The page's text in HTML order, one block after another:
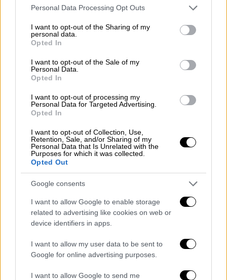
Please note that this website/app uses one or more Google
not limited to your visit or usage behaviour. You may click to
grant or deny consent to Google and its third-party tags to
use your data for below specified purposes in below Google
consent section.
Personal Data Processing Opt Outs
I want to opt-out of the Sharing of my
personal data.
Opted In
I want to opt-out of the Sale of my
Personal Data.
Opted In
I want to opt-out of processing my
Personal Data for Targeted Advertising.
Opted In
I want to opt-out of Collection, Use,
Retention, Sale, and/or Sharing of my
Personal Data that Is Unrelated with the
Purposes for which it was collected.
Opted Out
Google consents
I want to allow Google to enable storage
related to advertising like cookies on web or
device identifiers in apps.
I want to allow my user data to be sent to
Google for online advertising purposes.
I want to allow Google to send me
«τράπουλα»ανακατεύεται ακόμα
περισσότερο, καθώς υπάρχει μια νέα
εκλογική κάθοδος αυτή του αναπληρωτή
Στο παρελθόν υπέρ του ενδεχόμενου
υποψηφιότητας του Ν. Παπαθανάση είχε
εκφραστεί με ιδιαίτερα θερμά λόγια ο Αδ.
Γεωργιάδης. Και μένει να φανεί σε ποια
έκταση το «δίδυμο» του υπουργείου
Ανάπτυξης θα αλληλοϋποστηριχθεί και στις
εκλογές
Στο Νότιο τομέα «φαβορί» για την γαλάζια
πρωτιά θεωρείται ο υπουργός Εξωτερικών
δημοσκοπήσεις καταγράφει εξαιρετικά
υψηλά ποσοστά δημοφιλίας . Δυνατή νέα
Δημόσιας ΤάξηςΤάκη Θεοδωρικάκου, ο
οποίος υπενθυμίζεται πως στις εκλογές του
2019 ήταν στο Επικρατείας.